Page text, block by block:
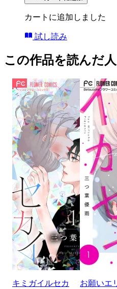
カートに追加しました
試し読み
この作品を読んだ
キミガイルセカ
お願いエ